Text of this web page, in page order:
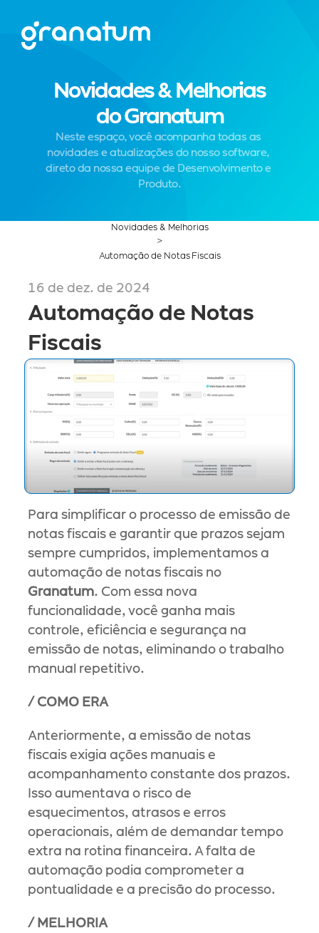
Novidades & Melhorias
do Granatum
Neste espaço, você acompanha todas as
novidades e atualizações do nosso software,
direto da nossa equipe de Desenvolvimento e
Produto.
Novidades & Melhorias
>
Automação de Notas Fiscais
16 de dez. de 2024
Automação de Notas
Fiscais
Para simplificar o processo de emissão de
notas fiscais e garantir que prazos sejam
sempre cumpridos, implementamos a
Granatum. Com essa nova
funcionalidade, você ganha mais
controle, eficiência e segurança na
emissão de notas, eliminando o trabalho
manual repetitivo.
/ COMO ERA
Anteriormente, a emissão de notas
fiscais exigia ações manuais e
acompanhamento constante dos prazos.
Isso aumentava o risco de
esquecimentos, atrasos e erros
operacionais, além de demandar tempo
extra na rotina financeira. A falta de
automação podia comprometer a
pontualidade e a precisão do processo.
/ MELHORIA